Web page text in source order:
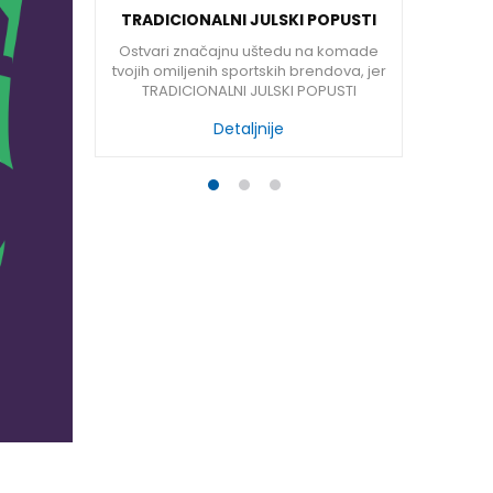
svoj
a prije
iz nove
se za
TRADICIONALNI JULSKI POPUSTI
ČEKAJU NA TEBE U SPORT REALITY
RADNJAMA
Ostvari značajnu uštedu na komade
tvojih omiljenih sportskih brendova, jer
TRADICIONALNI JULSKI POPUSTI
Detaljnije
1 2 3